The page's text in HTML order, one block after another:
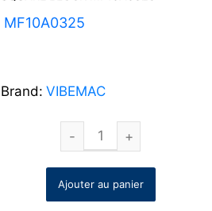
MF10A0325
Brand: VIBEMAC
Ajouter au panier